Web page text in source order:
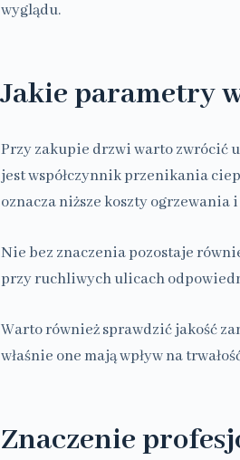
wyglądu.
Jakie parametry
Przy zakupie drzwi warto zwrócić
jest współczynnik przenikania
oznacza niższe koszty ogrzewania
Nie bez znaczenia pozostaje
przy ruchliwych ulicach
Warto również sprawdzić jakość
właśnie one mają wpływ na
Znaczenie